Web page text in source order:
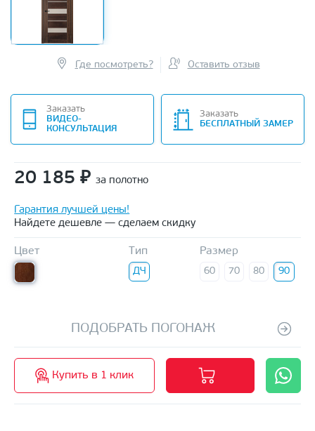
Где посмотреть? Оставить отзыв
Заказать
ВИДЕО-
КОНСУЛЬТАЦИЯ
Заказать
БЕСПЛАТНЫЙ ЗАМЕР
20 185 ₽ за полотно
Гарантия лучшей цены!
Найдете дешевле — сделаем скидку
Цвет Тип
ДЧ
Размер
60 70 80 90
ПОДОБРАТЬ ПОГОНАЖ
Купить в 1 клик